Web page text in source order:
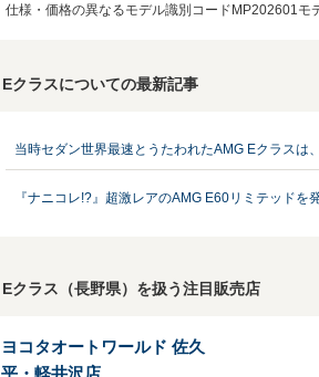
仕様・価格の異なるモデル識別コードMP202601モ
Eクラスについての最新記事
当時セダン世界最速とうたわれたAMG Eクラスは
『ナニコレ!?』超激レアのAMG E60リミテッドを
Eクラス（長野県）を扱う注目販売店
ヨコタオートワールド 佐久
平・軽井沢店